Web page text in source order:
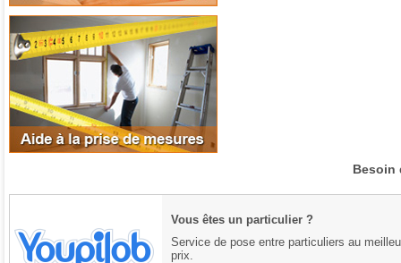
Besoin
Vous êtes un particulier ?
Service de pose entre particuliers au
prix.